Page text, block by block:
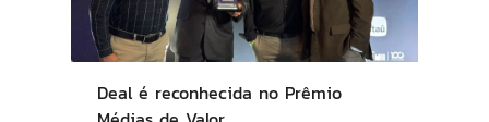
Deal é reconhecida no Prêmio